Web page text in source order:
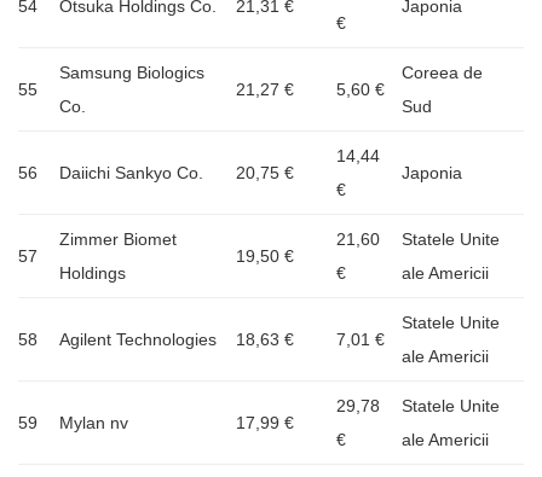
54 Otsuka Holdings Co. 21,31 €
€
Japonia
55
Samsung Biologics
Co.
21,27 € 5,60 €
Coreea de
Sud
56 Daiichi Sankyo Co. 20,75 €
14,44
€
Japonia
57
Zimmer Biomet
Holdings
19,50 €
21,60
€
Statele Unite
ale Americii
58 Agilent Technologies 18,63 € 7,01 €
Statele Unite
ale Americii
59 Mylan nv 17,99 €
29,78
€
Statele Unite
ale Americii